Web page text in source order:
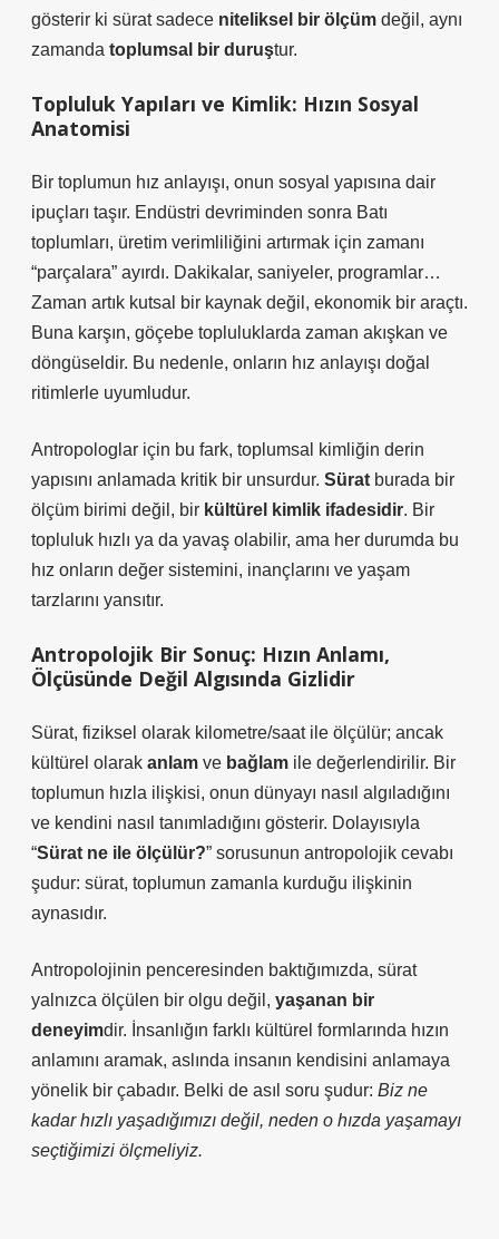
gösterir ki sürat sadece niteliksel bir ölçüm değil, aynı
zamanda toplumsal bir duruştur.
Topluluk Yapıları ve Kimlik: Hızın Sosyal
Anatomisi
Bir toplumun hız anlayışı, onun sosyal yapısına dair
ipuçları taşır. Endüstri devriminden sonra Batı
toplumları, üretim verimliliğini artırmak için zamanı
“parçalara” ayırdı. Dakikalar, saniyeler, programlar…
Zaman artık kutsal bir kaynak değil, ekonomik bir araçtı.
Buna karşın, göçebe topluluklarda zaman akışkan ve
döngüseldir. Bu nedenle, onların hız anlayışı doğal
ritimlerle uyumludur.
Antropologlar için bu fark, toplumsal kimliğin derin
yapısını anlamada kritik bir unsurdur. Sürat burada bir
ölçüm birimi değil, bir kültürel kimlik ifadesidir. Bir
topluluk hızlı ya da yavaş olabilir, ama her durumda bu
hız onların değer sistemini, inançlarını ve yaşam
tarzlarını yansıtır.
Antropolojik Bir Sonuç: Hızın Anlamı,
Ölçüsünde Değil Algısında Gizlidir
Sürat, fiziksel olarak kilometre/saatile ölçülür; ancak
kültürel olarak anlam ve bağlam ile değerlendirilir. Bir
toplumun hızla ilişkisi, onun dünyayı nasıl algıladığını
ve kendini nasıl tanımladığını gösterir. Dolayısıyla
“Sürat ne ile ölçülür?” sorusunun antropolojik cevabı
şudur: sürat, toplumun zamanla kurduğu ilişkinin
aynasıdır.
Antropolojinin penceresinden baktığımızda, sürat
yalnızca ölçülen bir olgu değil, yaşanan bir
deneyimdir. İnsanlığın farklı kültürel formlarında hızın
anlamını aramak, aslında insanın kendisini anlamaya
yönelik bir çabadır. Belki de asıl soru şudur: Biz ne
kadar hızlı yaşadığımızı değil, neden o hızda yaşamayı
seçtiğimizi ölçmeliyiz.